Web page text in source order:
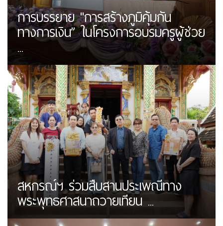
การบรรยาย "การสร้างภูมิคุ้มกัน
ทางการเงิน” ในโครงการอบรมครูผู้ช่วย
...
สหกรณ์ฯ ร่วมสืบสานประเพณีทาง
พระพุทธศาสนาถวายเทียน ...